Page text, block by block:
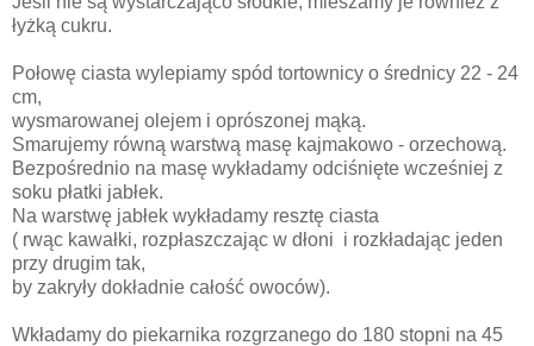
łyżką cukru.
Połowę ciasta wylepiamy spód tortownicy o średnicy 22 - 24
cm,
wysmarowanej olejem i oprószonej mąką.
Smarujemy równą warstwą masę kajmakowo - orzechową.
Bezpośrednio na masę wykładamy odciśnięte wcześniej z
soku płatki jabłek.
Na warstwę jabłek wykładamy resztę ciasta
( rwąc kawałki, rozpłaszczając w dłoni i rozkładając jeden
przy drugim tak,
by zakryły dokładnie całość owoców).
Wkładamy do piekarnika rozgrzanego do 180 stopni na 45